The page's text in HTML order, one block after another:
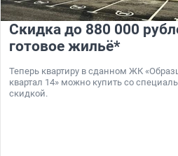
Скидка до 880 000
готовое жильё*
Теперь квартиру в сданном ЖК
квартал 14» можно купить со
скидкой.